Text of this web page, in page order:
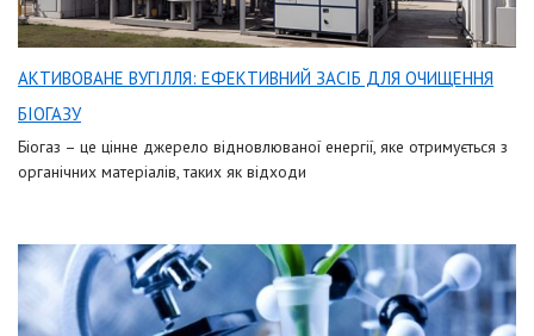
АКТИВОВАНЕ ВУГІЛЛЯ: ЕФЕКТИВНИЙ ЗАСІБ ДЛЯ ОЧИЩЕННЯ
БІОГАЗУ
Біогаз – це цінне джерело відновлюваної енергії, яке отримується з
органічних матеріалів, таких як відходи